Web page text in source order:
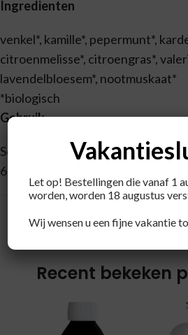
Ingredienten
venkel*, kamille*, pepermunt*,
citroenmelisse*, citroengras*,
lavendelbloesem*, nootmuskaat*
*biologisch
Gebruik
Schenk 250 ml kokend water op
6 minuten trekken, of langer voor
Recent bekeken
Let op! Bestellingen die vanaf 1
worden, worden 18 augustus
Wij wensen u een fijne vakantie